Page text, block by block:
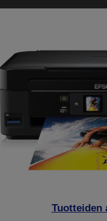
Tuotteiden